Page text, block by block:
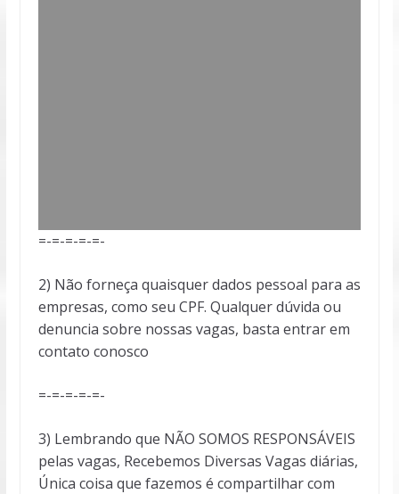
=-=-=-=-=-
2) Não forneça quaisquer dados pessoal para as
empresas, como seu CPF. Qualquer dúvida ou
denuncia sobre nossas vagas, basta entrar em
contato conosco
=-=-=-=-=-
3) Lembrando que NÃO SOMOS RESPONSÁVEIS
pelas vagas, Recebemos Diversas Vagas diárias,
Única coisa que fazemos é compartilhar com